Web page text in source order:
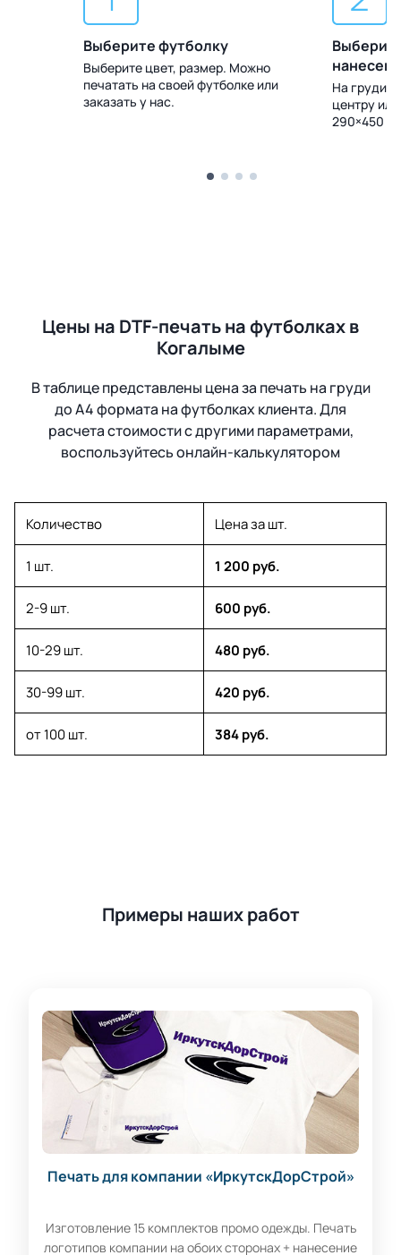
Выберите футболку
Выберите цвет, размер. Можно
печатать на своей футболке или
заказать у нас.
На груди,
центру
290×450
Цены на DTF-печать на футболках в
Когалыме
В таблице представлены цена за печать на груди
до А4 формата на футболках клиента. Для
расчета стоимости с другими параметрами,
воспользуйтесь онлайн-калькулятором
Количество Цена за шт.
1 шт. 1 200 руб.
2-9 шт. 600 руб.
10-29 шт. 480 руб.
30-99 шт. 420 руб.
от 100 шт. 384 руб.
Примеры наших работ
Печать для компании «ИркутскДорСтрой»
Изготовление 15 комплектов промо одежды. Печать
логотипов компании на обоих сторонах + нанесение